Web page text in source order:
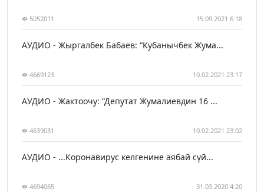
5052011 15.09.2021 6:18
АУДИО - Жыргалбек Бабаев: “Кубанычбек Жума...
4669123 10.02.2021 23:17
АУДИО - Жактоочу: “Депутат Жумалиевдин 16 ...
4639031 10.02.2021 23:02
АУДИО - ...Коронавирус келгенине аябай сүй...
4694065 31.03.2020 4:20